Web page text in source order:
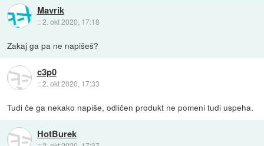
Mavrik
::2. okt 2020, 17:18
Zakaj ga pa ne napišeš?
c3p0
::2. okt 2020, 17:33
Tudi če ga nekako napiše, odličen produkt ne pomeni tudi uspeha.
HotBurek